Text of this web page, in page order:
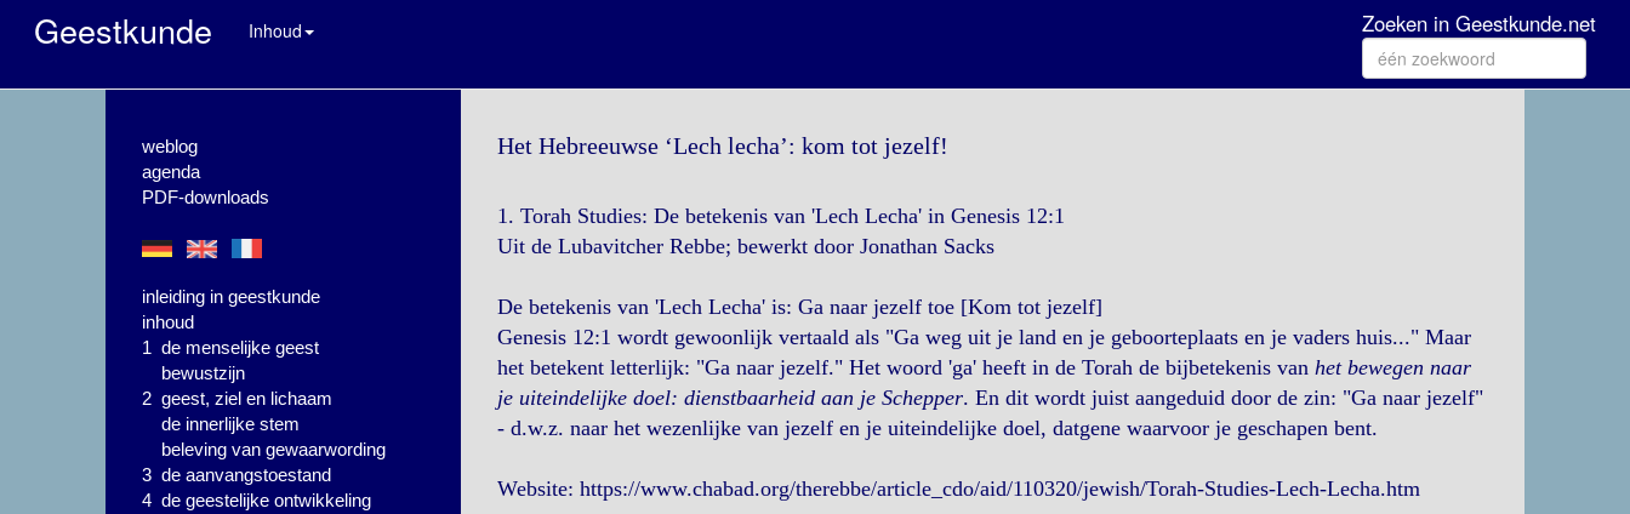
Geestkunde Inhoud Zoeken in Geestkunde.net
weblog
agenda
PDF-downloads
inleiding in geestkunde
inhoud
1 de menselijke geest
bewustzijn
2 geest, ziel en lichaam
de innerlijke stem
beleving van gewaarwording
3 de aanvangstoestand
4 de geestelijke ontwikkeling
Het Hebreeuwse ‘Lech lecha’: kom tot jezelf!
1. Torah Studies: De betekenis van 'Lech Lecha' in Genesis 12:1
Uit de Lubavitcher Rebbe; bewerkt door Jonathan Sacks
De betekenis van 'Lech Lecha' is: Ga naar jezelf toe [Kom tot jezelf]
Genesis 12:1 wordt gewoonlijk vertaald als "Ga weg uit je land en je geboorteplaats en je vaders huis..." Maar
het betekent letterlijk: "Ga naar jezelf." Het woord 'ga' heeft in de Torah de bijbetekenis van het bewegen naar
je uiteindelijke doel: dienstbaarheid aan je Schepper. En dit wordt juist aangeduid door de zin: "Ga naar jezelf"
- d.w.z. naar het wezenlijke van jezelf en je uiteindelijke doel, datgene waarvoor je geschapen bent.
Website: https://www.chabad.org/therebbe/article_cdo/aid/110320/jewish/Torah-Studies-Lech-Lecha.htm